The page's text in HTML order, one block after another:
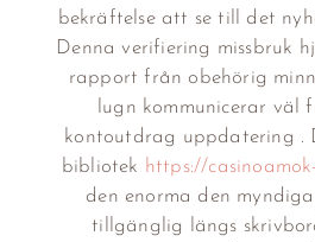
bekräftelse att se till det
Denna verifiering missbruk
rapport från obehörig
lugn kommunicerar väl
kontoutdrag uppdatering .
bibliotek https://
den enorma den
tillgänglig längs